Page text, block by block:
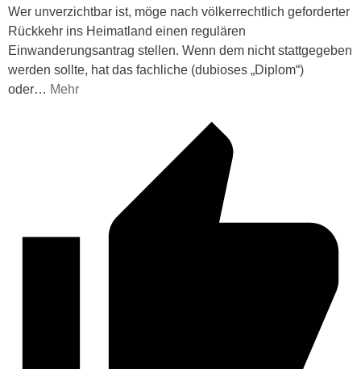
Wer unverzichtbar ist, möge nach völkerrechtlich geforderter
Rückkehr ins Heimatland einen regulären
Einwanderungsantrag stellen. Wenn dem nicht stattgegeben
werden sollte, hat das fachliche (dubioses „Diplom“)
oder… Mehr